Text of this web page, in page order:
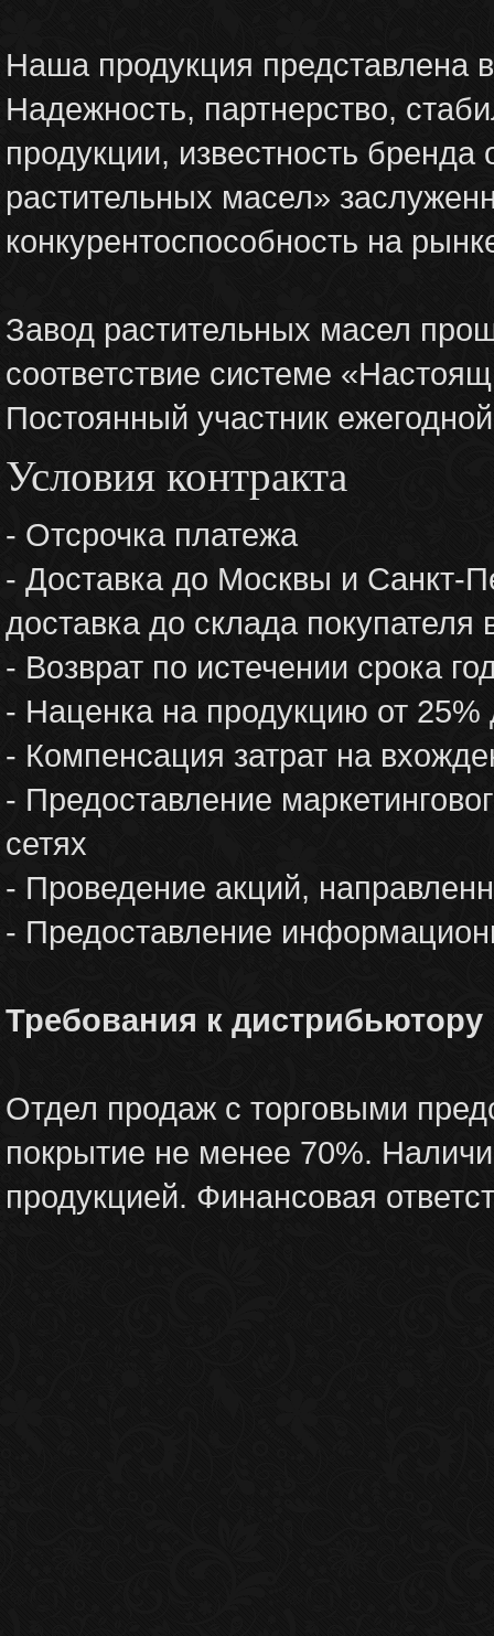
Наша продукция представлена
Надежность, партнерство,
продукции, известность
растительных масел»
конкурентоспособность на
Завод растительных масел
соответствие системе
Постоянный участник
Условия контракта
- Отсрочка платежа
- Доставка до Москвы и Санкт-
доставка до склада покупателя
- Возврат по истечении срока
- Наценка на продукцию от 25%
- Компенсация затрат на
- Предоставление
сетях
- Проведение акций,
- Предоставление
Требования к дистрибьютору
Отдел продаж с торговыми
покрытие не менее 70%.
продукцией. Финансовая